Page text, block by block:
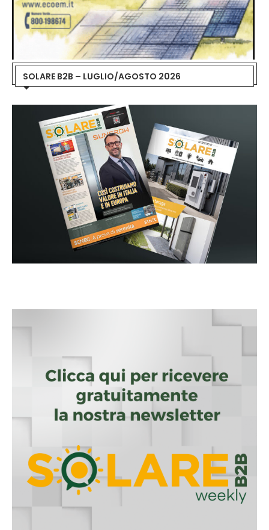
SOLARE B2B – LUGLIO/AGOSTO 2026